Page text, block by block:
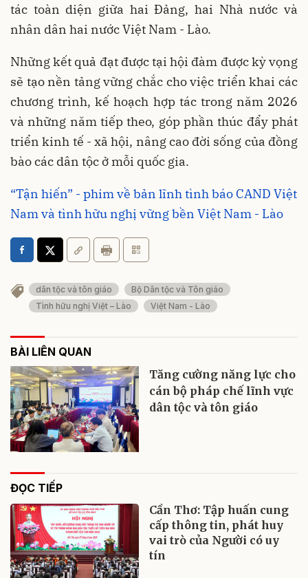
tác toàn diện giữa hai Đảng, hai Nhà nước và
nhân dân hai nước Việt Nam - Lào.
Những kết quả đạt được tại hội đàm được kỳ vọng
sẽ tạo nền tảng vững chắc cho việc triển khai các
chương trình, kế hoạch hợp tác trong năm 2026
và những năm tiếp theo, góp phần thúc đẩy phát
triển kinh tế - xã hội, nâng cao đời sống của đồng
bào các dân tộc ở mỗi quốc gia.
“Tận hiến” - phim về bản lĩnh tình báo CAND Việt
Nam và tình hữu nghị vững bền Việt Nam - Lào
dân tộc và tôn giáo
Bộ Dân tộc và Tôn giáo
Tình hữu nghị Việt – Lào
Việt Nam - Lào
BÀI LIÊN QUAN
Tăng cường năng lực cho
cán bộ pháp chế lĩnh vực
dân tộc và tôn giáo
ĐỌC TIẾP
Cần Thơ: Tập huấn cung
cấp thông tin, phát huy
vai trò của Người có uy
tín